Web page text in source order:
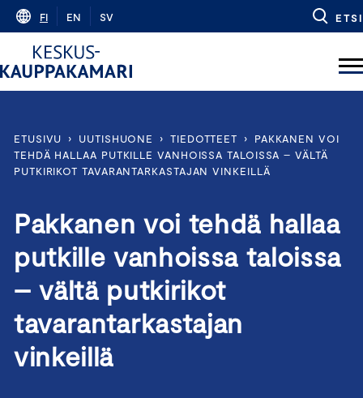
Skip
content
FI EN SV ETSI
ETUSIVU › UUTISHUONE › TIEDOTTEET ›
PAKKANEN VOI
TEHDÄ HALLAA PUTKILLE VANHOISSA TALOISSA – VÄLTÄ
PUTKIRIKOT TAVARANTARKASTAJAN VINKEILLÄ
Pakkanen voi tehdä hallaa
putkille vanhoissa taloissa
– vältä putkirikot
tavarantarkastajan
vinkeillä